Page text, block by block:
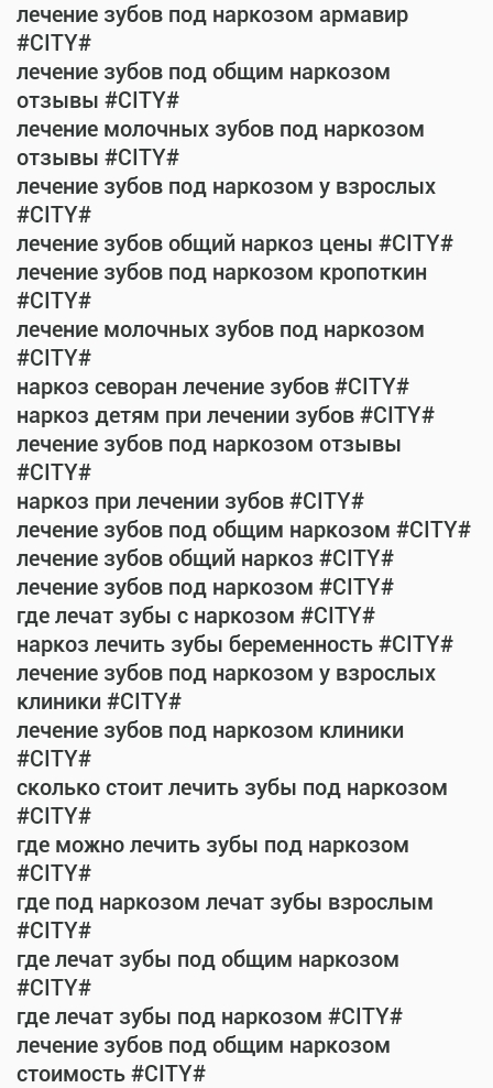
лечение зубов под наркозом армавир
#CITY#
лечение зубов под общим наркозом
отзывы #CITY#
лечение молочных зубов под наркозом
отзывы #CITY#
лечение зубов под наркозом у взрослых
#CITY#
лечение зубов общий наркоз цены #CITY#
лечение зубов под наркозом кропоткин
#CITY#
лечение молочных зубов под наркозом
#CITY#
наркоз севоран лечение зубов #CITY#
наркоз детям при лечении зубов #CITY#
лечение зубов под наркозом отзывы
#CITY#
наркоз при лечении зубов #CITY#
лечение зубов под общим наркозом #CITY#
лечение зубов общий наркоз #CITY#
лечение зубов под наркозом #CITY#
где лечат зубы с наркозом #CITY#
наркоз лечить зубы беременность #CITY#
лечение зубов под наркозом у взрослых
клиники #CITY#
лечение зубов под наркозом клиники
#CITY#
сколько стоит лечить зубы под наркозом
#CITY#
где можно лечить зубы под наркозом
#CITY#
где под наркозом лечат зубы взрослым
#CITY#
где лечат зубы под общим наркозом
#CITY#
где лечат зубы под наркозом #CITY#
лечение зубов под общим наркозом
стоимость #CITY#